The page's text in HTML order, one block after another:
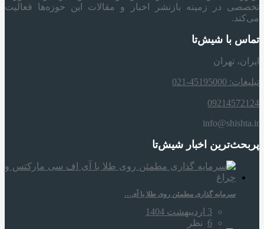
تخصصی در زمینه بازنشر اخبار و مقالات این حوزه‌ها فعالیت
می‌کند.
تماس با شیش‌تا
ایران، تهران
تبلیغات: 45195000-021
09214572124
info@shishta.ir
پربحث‌ترین اخبار شیش‌تا
سرمایه‌ گذاری مطمئن روی طلا با آی…
3 اردیبهشت 1404
6 نظر